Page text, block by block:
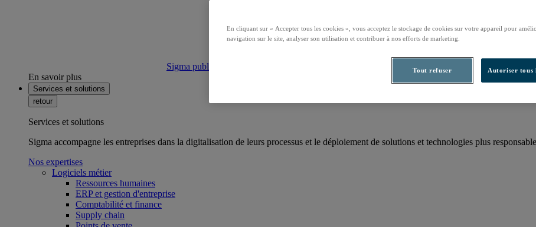
Sigma publie son bilan carbone annuel
En savoir plus
Services et solutions
retour
Services et solutions
Sigma accompagne les entreprises dans la digitalisation de leurs processus et le déploiement de solutions et technologies plus
Nos expertises
Logiciels métier
Ressources humaines
ERP et gestion d'entreprise
Comptabilité et finance
Supply chain
En cliquant sur « Accepter tous les cookies », vous acceptez le stockage de cookies sur votre appareil pour
navigation sur le site, analyser son utilisation et contribuer à nos efforts de marketing.
Tout refuser Autoriser tous